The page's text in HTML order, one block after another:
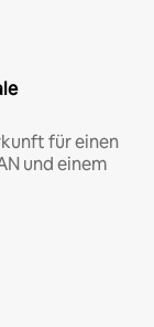
für einen
und einem